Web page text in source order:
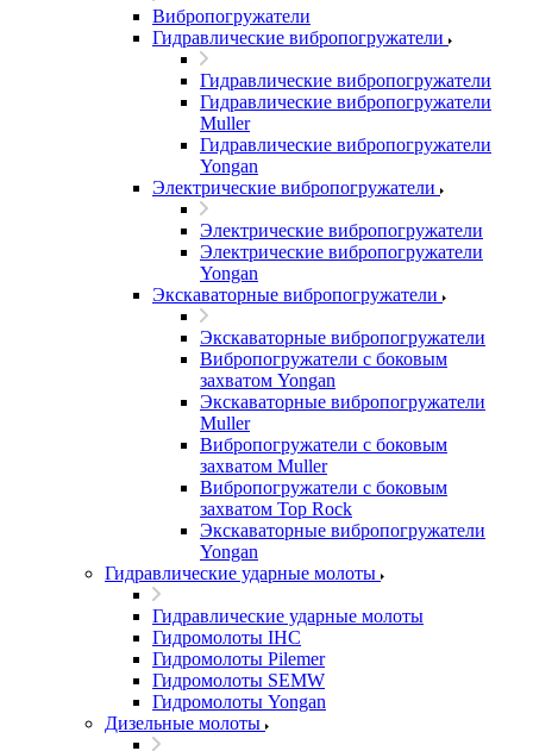
Вибропогружатели
Гидравлические вибропогружатели
Гидравлические вибропогружатели
Гидравлические вибропогружатели
Muller
Гидравлические вибропогружатели
Yongan
Электрические вибропогружатели
Электрические вибропогружатели
Электрические вибропогружатели
Yongan
Экскаваторные вибропогружатели
Экскаваторные вибропогружатели
Вибропогружатели с боковым
захватом Yongan
Экскаваторные вибропогружатели
Muller
Вибропогружатели с боковым
захватом Muller
Вибропогружатели с боковым
захватом Top Rock
Экскаваторные вибропогружатели
Yongan
Гидравлические ударные молоты
Гидравлические ударные молоты
Гидромолоты IHC
Гидромолоты Pilemer
Гидромолоты SEMW
Гидромолоты Yongan
Дизельные молоты